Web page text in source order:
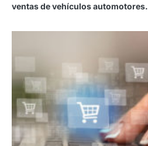
ventas de vehículos automotores.